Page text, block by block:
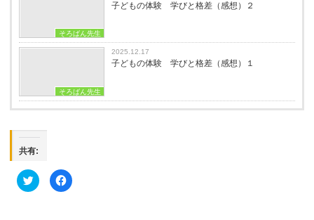
そろばん先生
子どもの体験 学びと格差（感想）２
そろばん先生
2025.12.17
子どもの体験 学びと格差（感想）１
共有:
ク
リ
Facebook
で